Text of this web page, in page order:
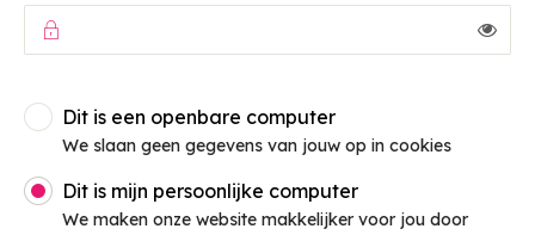
InloggenDit is een openbare computer
We slaan geen gegevens van jouw op in cookies
Dit is mijn persoonlijke computer
We maken onze website makkelijker voor jou door